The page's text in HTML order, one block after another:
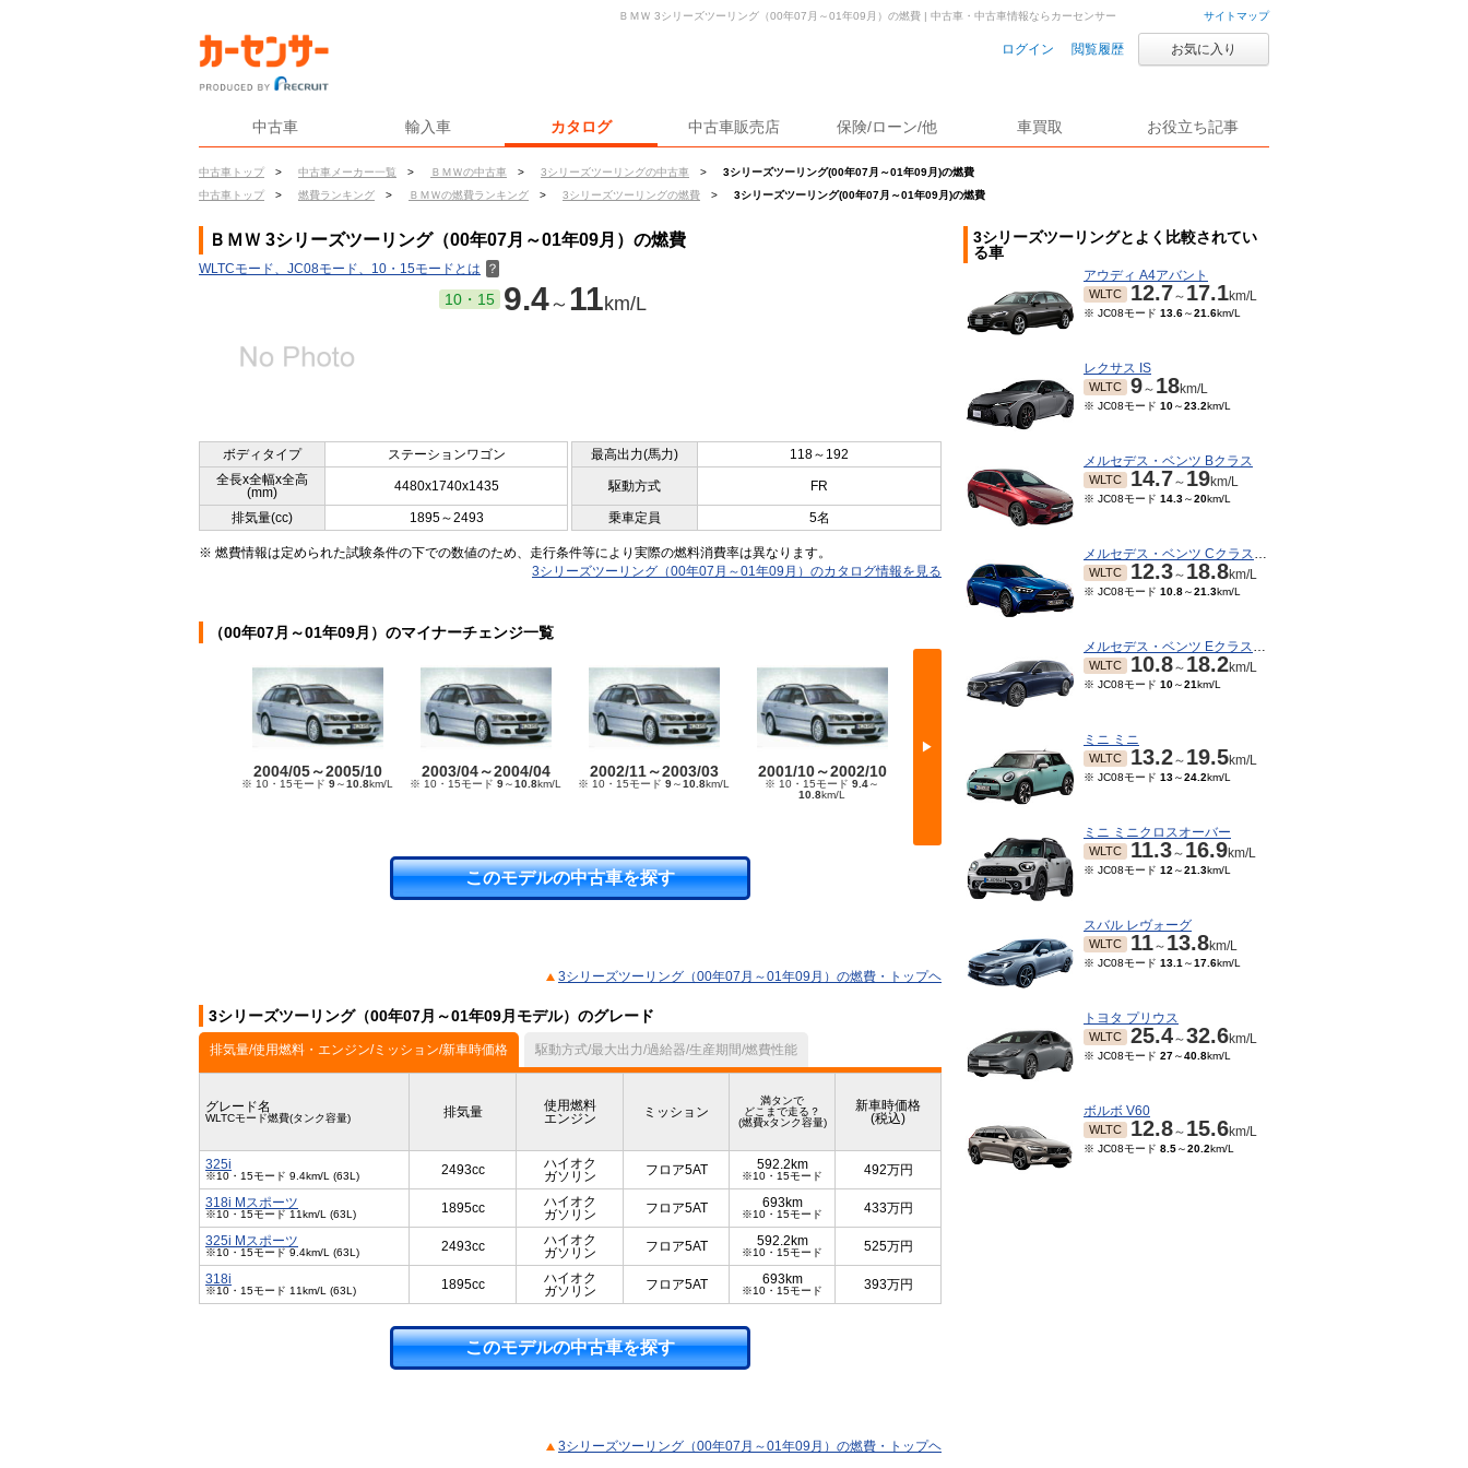
サイトマップ
ログイン 閲覧履歴 お気に入り
中古車 輸入車 カタログ 中古車販売店 保険/ローン/他 車買取 お役立ち記事
中古車トップ > 中古車メーカー一覧 > ＢＭＷの中古車 > 3シリーズツーリングの中古車 >
3シリーズツーリング(00年07月～01年09月)の燃費
中古車トップ
> 燃費ランキング > ＢＭＷの燃費ランキング > 3シリーズツーリングの燃費 > 3シリーズツーリング(00年07月～01年09月)の燃費
ＢＭＷ 3シリーズツーリング（00年07月～01年09月）の燃費 | 中古車・中古車情報ならカーセンサー
ＢＭＷ 3シリーズツーリング（00年07月～01年09月）の燃費
WLTCモード、JC08モード、10・15モードとは ？
10・15 9.4～ 11km/L
ボディタイプ ステーションワゴン 最高出力(馬力)
118～192
全長x全幅x全高
(mm)
4480x1740x1435 駆動方式 FR
排気量(cc) 1895～2493 乗車定員 5名
※ 燃費情報は定められた試験条件の下での数値のため、走行条件等により実際の燃料消費率は異なります。
3シリーズツーリング（00年07月～01年09月）のカタログ情報を見る
（00年07月～01年09月）のマイナーチェンジ一覧
▶
2004/05～2005/10
※ 10・15モード 9～10.8km/L
2003/04～2004/04
※ 10・15モード 9～10.8km/L
2002/11～2003/03
※ 10・15モード 9～10.8km/L
2001/10～2002/10
※ 10・15モード 9.4～
10.8km/L
1999/10～2000/06
※ 10・15モード8.5～ km/L
このモデルの中古車を探す
3シリーズツーリング（00年07月～01年09月）の燃費・トップヘ
3シリーズツーリング（00年07月～01年09月モデル）のグレード
排気量/使用燃料・エンジン/ミッション/新車時価格 駆動方式/最大出力/過給器/生産期間/燃費性能
グレード名
WLTCモード燃費(タンク容量) 排気量
使用燃料
エンジン
ミッション
満タンで
どこまで走る？
(燃費xタンク容量)
新車時価格
(税込)
325i
※10・15モード 9.4km/L (63L) 2493cc
ハイオク
ガソリン
フロア5AT 592.2km
※10・15モード 492万円
318i Mスポーツ
※10・15モード 11km/L (63L) 1895cc
ハイオク
ガソリン
フロア5AT 693km
※10・15モード 433万円
325i Mスポーツ
※10・15モード 9.4km/L (63L) 2493cc
ハイオク
ガソリン
フロア5AT 592.2km
※10・15モード 525万円
318i
※10・15モード 11km/L (63L) 1895cc
ハイオク
ガソリン
フロア5AT 693km
※10・15モード 393万円
このモデルの中古車を探す
3シリーズツーリング（00年07月～01年09月）の燃費・トップヘ
3シリーズツーリングとよく比較されてい
る車
アウディ A4アバント
WLTC 12.7～ 17.1km/L
※ JC08モード 13.6～21.6km/L
レクサス IS
WLTC 9～ 18km/L
※ JC08モード 10～23.2km/L
メルセデス・ベンツ Bクラス
WLTC 14.7～ 19km/L
※ JC08モード 14.3～20km/L
メルセデス・ベンツ Cクラスワゴン
WLTC 12.3～ 18.8km/L
※ JC08モード 10.8～21.3km/L
メルセデス・ベンツ Eクラスワゴン
WLTC 10.8～ 18.2km/L
※ JC08モード 10～21km/L
ミニ ミニ
WLTC 13.2～ 19.5km/L
※ JC08モード 13～24.2km/L
ミニ ミニクロスオーバー
WLTC 11.3～ 16.9km/L
※ JC08モード 12 ～21.3km/L
スバル レヴォーグ
WLTC 11～ 13.8km/L
※ JC08モード 13.1 ～17.6km/L
トヨタ プリウス
WLTC 25.4～32.6km/L
※ JC08モード 27～40.8km/L
ボルボ V60
WLTC 12.8～ 15.6km/L
※ JC08モード 8.5～20.2km/L